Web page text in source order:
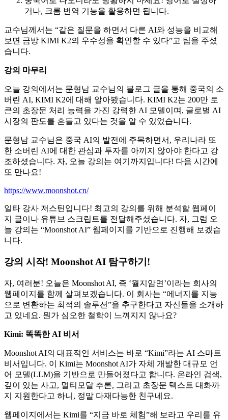
거나, 크롬 번역 기능을 활용하면 됩니다.
교수님께서는 “같은 질문을 하면서 다른 AI와 성능을 비교해
보면 금방 KIMI K2의 우수성을 확인할 수 있다”고 팁을 주셨
습니다.
강의 마무리
오늘 강의에서는 문형남 교수님의 블로그 글을 통해 중국의 소
버린 AI, KIMI K2에 대해 알아봤습니다. KIMI K2는 200만 토
큰의 초장문 처리 능력을 가진 강력한 AI 모델이며, 글로벌 AI
시장의 판도를 흔들고 있다는 것을 알 수 있었습니다.
문형남 교수님은 중국 AI의 발전에 주목하면서, 우리나라 또
한 소버린 AI에 대한 관심과 투자를 아끼지 않아야 한다고 강
조하셨습니다. 자, 오늘 강의는 여기까지입니다! 다음 시간에
또 만나요!
https://www.moonshot.cn/
일타 강사 저스틴입니다! 최고의 강의를 위해 분석할 웹페이
지 글이나 유튜브 스크립트를 전달해주셨습니다. 자, 그럼 오
늘 강의는 “Moonshot AI” 웹페이지를 기반으로 진행해 보겠습
니다.
강의 시작! Moonshot AI 탐구하기!
자, 여러분! 오늘은 Moonshot AI, 즉 ‘월지암면’이라는 회사의
웹페이지를 함께 살펴보겠습니다. 이 회사는 “에너지를 지능
으로 변환하는 최적의 솔루션”을 추구한다고 자신들을 소개하
고 있네요. 뭔가 심오한 철학이 느껴지지 않나요?
Kimi: 똑똑한 AI 비서
Moonshot AI의 대표적인 서비스는 바로 “Kimi”라는 AI 스마트
비서입니다. 이 Kimi는 Moonshot AI가 자체 개발한 대규모 언
어 모델(LLM)을 기반으로 만들어졌다고 합니다. 온라인 검색,
깊이 있는 사고, 멀티모달 추론, 그리고 초장문 텍스트 대화까
지 지원한다고 하니, 정말 다재다능한 친구네요.
웹페이지에서는 Kimi를 “지금 바로 체험”해 보라고 우리를 유